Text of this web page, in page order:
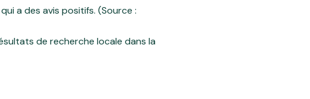
a des avis positifs. (Source :
de recherche locale dans la